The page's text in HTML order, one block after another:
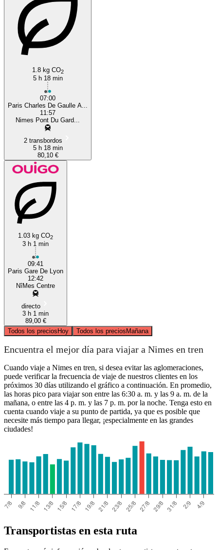
1.8 kg CO2
5 h 18 min
07:00
Paris Charles De Gaulle A...
11:57
Nimes Pont Du Gard...
2 transbordos
5 h 18 min
80,10 €
1.03 kg CO2
3 h 1 min
09:41
Paris Gare De Lyon
12:42
NîMes Centre
directo
3 h 1 min
89,00 €
Todos los preciosHoy Todos los preciosMañana
Encuentra el mejor día para viajar a Nimes en tren
Cuando viaje a Nimes en tren, si desea evitar las aglomeraciones,
puede verificar la frecuencia de viaje de nuestros clientes en los
próximos 30 días utilizando el gráfico a continuación. En promedio,
las horas pico para viajar son entre las 6:30 a. m. y las 9 a. m. de la
mañana, o entre las 4 p. m. y las 7 p. m. por la noche. Tenga esto en
cuenta cuando viaje a su punto de partida, ya que es posible que
necesite más tiempo para llegar, ¡especialmente en las grandes
ciudades!
Transportistas en esta ruta